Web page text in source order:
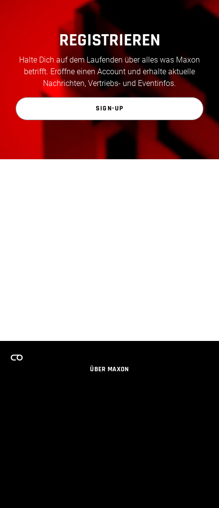
REGISTRIEREN
Halte Dich auf dem Laufenden über alles was Maxon
betrifft. Eröffne einen Account und erhalte aktuelle
Nachrichten, Vertriebs- und Eventinfos.
SIGN-UP
ÜBER MAXON